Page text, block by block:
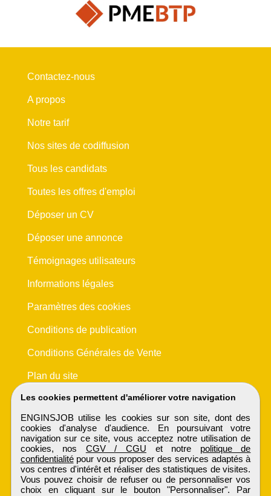
Les cookies permettent d'améliorer votre navigation
ENGINSJOB utilise les cookies sur son site, dont des
cookies d'analyse d'audience. En poursuivant votre
navigation sur ce site, vous acceptez notre utilisation de
cookies, nos CGV / CGU et notre politique de
confidentialitépour vous proposer des services adaptés à
vos centres d'intérêt et réaliser des statistiques de visites.
Vous pouvez choisir de refuser ou de personnaliser vos
choix en cliquant sur le bouton "Personnaliser". Par
Contactez-nous
A propos
Notre tarif
Nos sites de codiffusion
Tous les candidats
Toutes les offres d'emploi
Déposer un CV
Déposer une annonce
Témoignages utilisateurs
Informations légales
Paramètres des cookies
Conditions de publication
Conditions Générales de Vente
Plan du site